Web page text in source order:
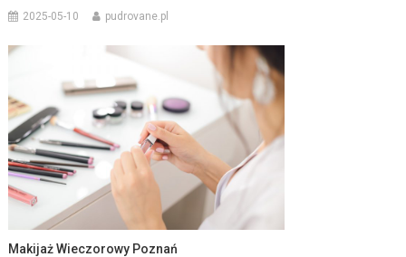
2025-05-10 pudrovane.pl
Makijaż Wieczorowy Poznań